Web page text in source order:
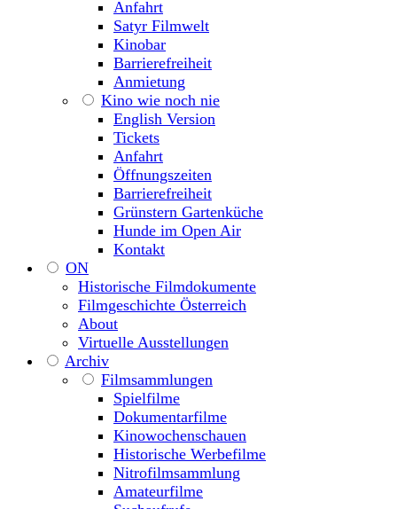
Anfahrt
Satyr Filmwelt
Kinobar
Barrierefreiheit
Anmietung
Kino wie noch nie
English Version
Tickets
Anfahrt
Öffnungszeiten
Barrierefreiheit
Grünstern Gartenküche
Hunde im Open Air
Kontakt
ON
Historische Filmdokumente
Filmgeschichte Österreich
About
Virtuelle Ausstellungen
Archiv
Filmsammlungen
Spielfilme
Dokumentarfilme
Kinowochenschauen
Historische Werbefilme
Nitrofilmsammlung
Amateurfilme